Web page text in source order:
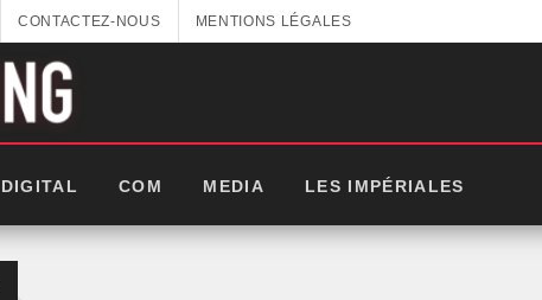
CONTACTEZ-NOUS MENTIONS LÉGALES
DIGITAL COM MEDIA LES IMPÉRIALES